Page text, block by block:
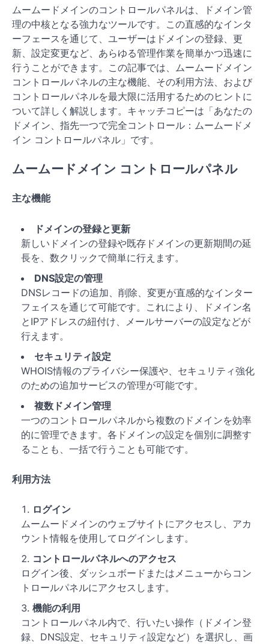
ムームードメインのコントロールパネルは、ドメイン管
理の中核となる強力なツールです。この直感的なインタ
ーフェースを通じて、ユーザーはドメインの登録、更
新、設定変更など、あらゆる管理作業を簡単かつ迅速に
行うことができます。この記事では、ムームードメイン
コントロールパネルの主な機能、その利用方法、および
コントロールパネルを最大限に活用するためのヒントに
ついて詳しく解説します。キャッチコピーは「あなたの
ドメイン、指先一つで完全コントロール：ムームードメ
イン コントロールパネル」です。
ムームードメイン コントロールパネル
主な機能
ドメインの登録と更新
新しいドメインの登録や既存ドメインの更新期間の延
長を、数クリックで簡単に行えます。
DNS設定の管理
DNSレコードの追加、削除、変更が直感的なインター
フェイスを通じて可能です。これにより、ドメイン名
とIPアドレスの紐付け、メールサーバーの設定などが
行えます。
セキュリティ設定
WHOIS情報のプライバシー保護や、セキュリティ強化
のための追加サービスの管理が可能です。
複数ドメイン管理
一つのコントロールパネルから複数のドメインを効率
的に管理できます。各ドメインの設定を個別に調整す
ることも、一括で行うことも可能です。
利用方法
ログイン
ムームードメインのウェブサイトにアクセスし、アカ
ウント情報を使用してログインします。
コントロールパネルへのアクセス
ログイン後、ダッシュボードまたはメニューからコン
トロールパネルにアクセスします。
機能の利用
コントロールパネル内で、行いたい操作（ドメイン登
録、DNS設定、セキュリティ設定など）を選択し、画